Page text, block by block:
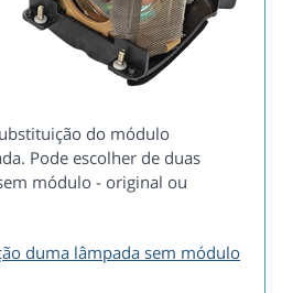
do módulo
Pode escolher de duas
módulo - original ou
duma lâmpada sem módulo